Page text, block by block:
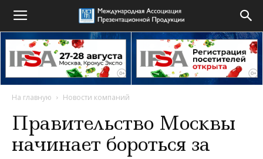
На главную Новости компаний
Правительство Москвы
начинает бороться за